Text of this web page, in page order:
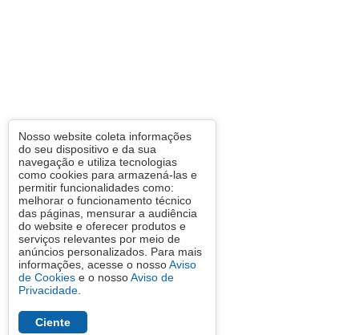
Nosso website coleta informações
do seu dispositivo e da sua
navegação e utiliza tecnologias
como cookies para armazená-las e
permitir funcionalidades como:
melhorar o funcionamento técnico
das páginas, mensurar a audiência
do website e oferecer produtos e
serviços relevantes por meio de
anúncios personalizados. Para mais
informações, acesse o nossoAviso
de Cookies e o nossoAviso de
Privacidade
Ciente